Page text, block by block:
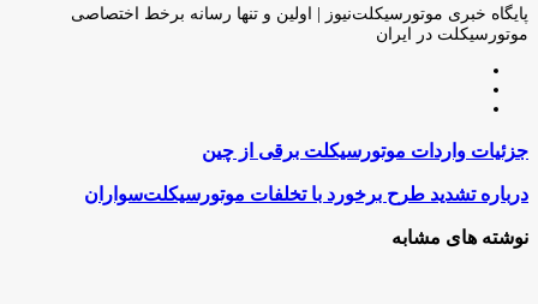
ایمیل
پایگاه خبری موتورسیکلت‌نیوز | اولین و تنها رسانه برخط اختصاصی
موتورسیکلت در ایران
جزئیات
واردات
موتورسیکلت
برقی
از
چین
جزئیات واردات موتورسیکلت برقی از چین
درباره
طرح
برخورد
درباره تشدید طرح برخورد با تخلفات موتورسیکلت‌سواران
نوشته های مشابه